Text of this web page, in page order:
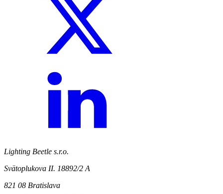
Lighting Beetle s.r.o.
Svätoplukova II. 18892/2 A
821 08 Bratislava